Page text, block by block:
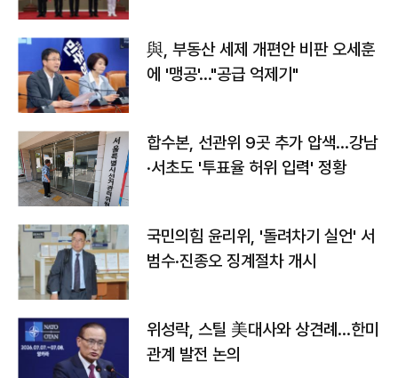
與, 부동산 세제 개편안 비판 오세훈
에 '맹공'…"공급 억제기"
합수본, 선관위 9곳 추가 압색…강남
·서초도 '투표율 허위 입력' 정황
국민의힘 윤리위, '돌려차기 실언' 서
범수·진종오 징계절차 개시
위성락, 스틸 美대사와 상견례…한미
관계 발전 논의